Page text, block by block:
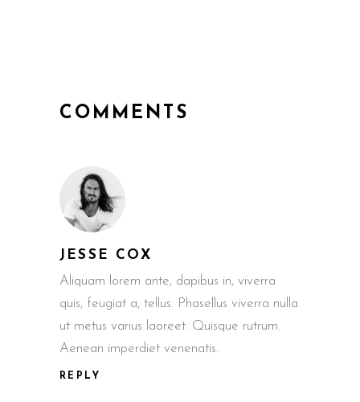
COMMENTS
JESSE COX
Aliquam lorem ante, dapibus in, viverra
quis, feugiat a, tellus. Phasellus viverra nulla
ut metus varius laoreet. Quisque rutrum.
Aenean imperdiet venenatis.
REPLY